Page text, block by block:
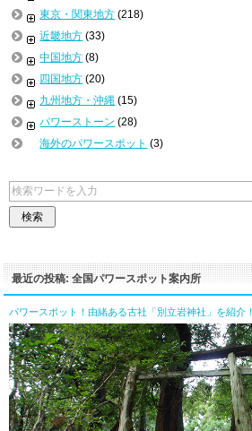
東京・関東地方 (218)
近畿地方 (33)
中国地方 (8)
四国地方 (20)
九州地方・沖縄 (15)
パワーストーン (28)
海外のパワースポット (3)
最近の投稿: 全国パワースポット案内所
パワースポット！由緒ある古社「別立岩神社」を紹介！